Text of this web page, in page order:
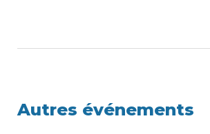
Autres événements